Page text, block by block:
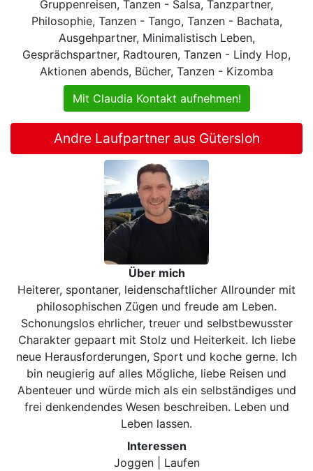
Gruppenreisen, Tanzen - Salsa, Tanzpartner,
Philosophie, Tanzen - Tango, Tanzen - Bachata,
Ausgehpartner, Minimalistisch Leben,
Gesprächspartner, Radtouren, Tanzen - Lindy Hop,
Aktionen abends, Bücher, Tanzen - Kizomba
Mit Claudia Kontakt aufnehmen!
Andre Laufpartner aus Gütersloh
Über mich
Heiterer, spontaner, leidenschaftlicher Allrounder mit
philosophischen Zügen und freude am Leben.
Schonungslos ehrlicher, treuer und selbstbewusster
Charakter gepaart mit Stolz und Heiterkeit. Ich liebe
neue Herausforderungen, Sport und koche gerne. Ich
bin neugierig auf alles Mögliche, liebe Reisen und
Abenteuer und würde mich als ein selbständiges und
frei denkendendes Wesen beschreiben. Leben und
Leben lassen.
Interessen
Joggen | Laufen